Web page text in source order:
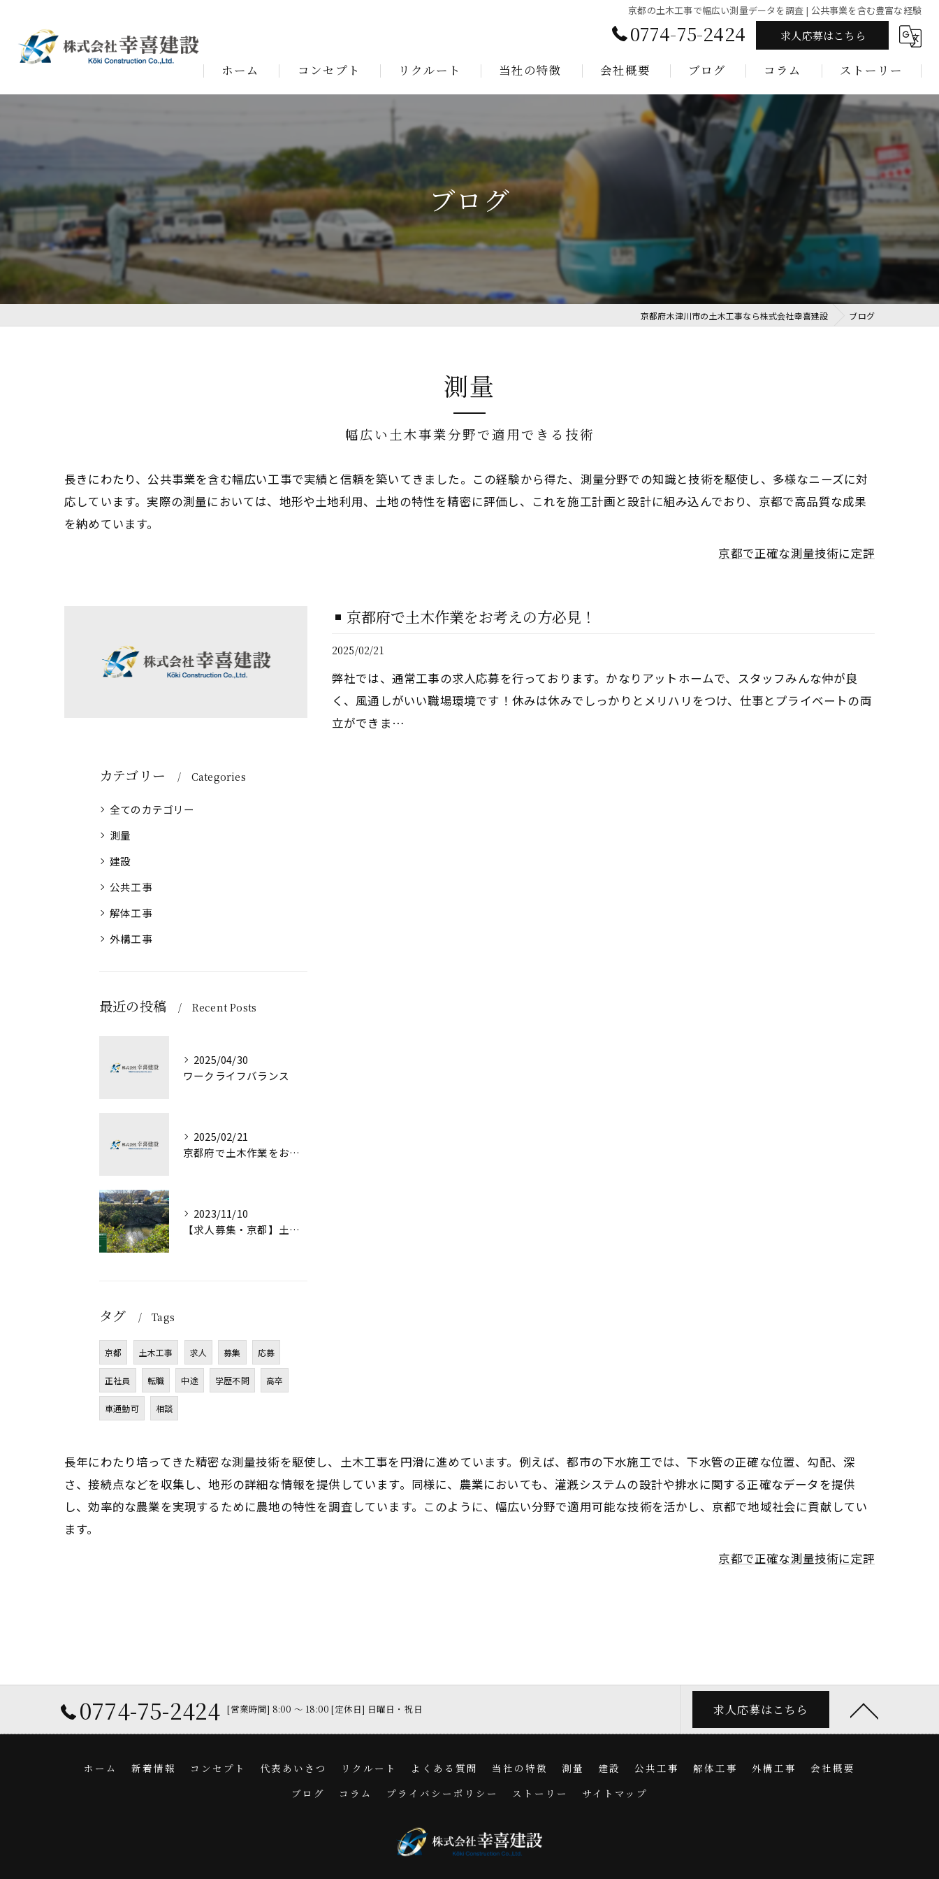
京都の土木工事で幅広い測量データを調査 | 公共事業を含む豊富な経験
0774-75-2424 求人応募はこちら
ホーム コンセプト リクルート 当社の特徴
公共工事
解体工事
外構工事
会社概要 ブログ コラム ストーリー
ブログ
京都府木津川市の土木工事なら株式会社幸喜建設 ブログ
測量
幅広い土木事業分野で適用できる技術
長きにわたり、公共事業を含む幅広い工事で実績と信頼を築いてきました。この経験から得た、測量分野での知識と技術を駆使し、多様なニーズに対
応しています。実際の測量においては、地形や土地利用、土地の特性を精密に評価し、これを施工計画と設計に組み込んでおり、京都で高品質な成果
を納めています。
京都で正確な測量技術に定評
京都府で土木作業をお考えの方必見！
2025/02/21
弊社では、通常工事の求人応募を行っております。かなりアットホームで、スタッフみんな仲が良
く、風通しがいい職場環境です！休みは休みでしっかりとメリハリをつけ、仕事とプライベートの両
立ができま…
カテゴリー Categories
全てのカテゴリー
測量
建設
公共工事
解体工事
外構工事
最近の投稿 Recent Posts
2025/04/30
ワークライフバランス
2025/02/21
京都府で土木作業をお考えの方必見！
2023/11/10
【求人募集・京都】土木作業員・未経験でも始められます！
タグ Tags
京都 土木工事 求人 募集 応募
正社員 転職 中途 学歴不問 高卒
車通勤可 相談
長年にわたり培ってきた精密な測量技術を駆使し、土木工事を円滑に進めています。例えば、都市の下水施工では、下水管の正確な位置、勾配、深
さ、接続点などを収集し、地形の詳細な情報を提供しています。同様に、農業においても、灌漑システムの設計や排水に関する正確なデータを提供
し、効率的な農業を実現するために農地の特性を調査しています。このように、幅広い分野で適用可能な技術を活かし、京都で地域社会に貢献してい
ます。
京都で正確な測量技術に定評
0774-75-2424 [営業時間] 8:00 〜 18:00 [定休日] 日曜日・祝日 求人応募はこちら
ホーム 新着情報 コンセプト 代表あいさつ リクルート よくある質問 当社の特徴 測量 建設 公共工事 解体工事 外構工事
会社概要
ブログ
コラム プライバシーポリシー ストーリー サイトマップ